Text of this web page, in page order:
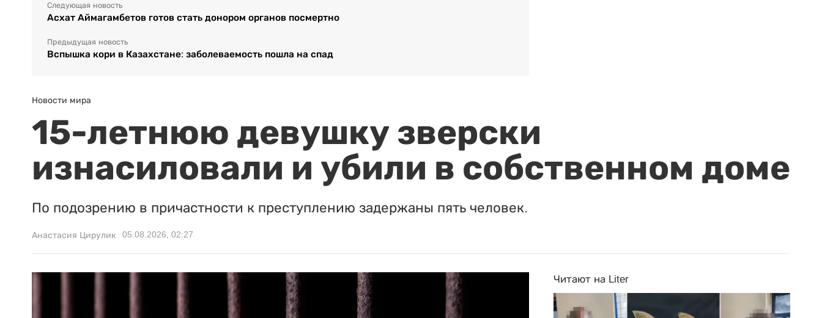
Следующая новость
Асхат Аймагамбетов готов стать донором органов посмертно
Предыдущая новость
Вспышка кори в Казахстане: заболеваемость пошла на спад
Новости мира
15-летнюю девушку зверски
изнасиловали и убили в собственном доме
По подозрению в причастности к преступлению задержаны пять человек.
Анастасия Цирулик 05.08.2026, 02:27
Читают на Liter